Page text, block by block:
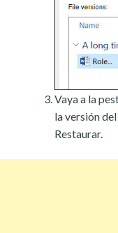
Vaya a la
la versión
Restaurar.